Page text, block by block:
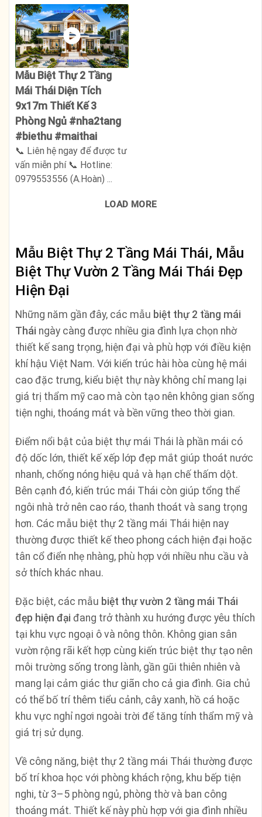
Mẫu Biệt Thự 2 Tầng
Mái Thái Diện Tích
9x17m Thiết Kế 3
Phòng Ngủ #nha2tang
#biethu #maithai
📞 Liên hệ ngay để được tư
vấn miễn phí 📞 Hotline:
0979553556 (A.Hoàn) ...
LOAD MORE
Mẫu Biệt Thự 2 Tầng Mái Thái, Mẫu
Biệt Thự Vườn 2 Tầng Mái Thái Đẹp
Hiện Đại
Những năm gần đây, các mẫu biệt thự 2 tầng mái
Thái ngày càng được nhiều gia đình lựa chọn nhờ
thiết kế sang trọng, hiện đại và phù hợp với điều kiện
khí hậu Việt Nam. Với kiến trúc hài hòa cùng hệ mái
cao đặc trưng, kiểu biệt thự này không chỉ mang lại
giá trị thẩm mỹ cao mà còn tạo nên không gian sống
tiện nghi, thoáng mát và bền vững theo thời gian.
Điểm nổi bật của biệt thự mái Thái là phần mái có
độ dốc lớn, thiết kế xếp lớp đẹp mắt giúp thoát nước
nhanh, chống nóng hiệu quả và hạn chế thấm dột.
Bên cạnh đó, kiến trúc mái Thái còn giúp tổng thể
ngôi nhà trở nên cao ráo, thanh thoát và sang trọng
hơn. Các mẫu biệt thự 2 tầng mái Thái hiện nay
thường được thiết kế theo phong cách hiện đại hoặc
tân cổ điển nhẹ nhàng, phù hợp với nhiều nhu cầu và
sở thích khác nhau.
Đặc biệt, các mẫu biệt thự vườn 2 tầng mái Thái
đẹp hiện đại đang trở thành xu hướng được yêu thích
tại khu vực ngoại ô và nông thôn. Không gian sân
vườn rộng rãi kết hợp cùng kiến trúc biệt thự tạo nên
môi trường sống trong lành, gần gũi thiên nhiên và
mang lại cảm giác thư giãn cho cả gia đình. Gia chủ
có thể bố trí thêm tiểu cảnh, cây xanh, hồ cá hoặc
khu vực nghỉ ngơi ngoài trời để tăng tính thẩm mỹ và
giá trị sử dụng.
Về công năng, biệt thự 2 tầng mái Thái thường được
bố trí khoa học với phòng khách rộng, khu bếp tiện
nghi, từ 3–5 phòng ngủ, phòng thờ và ban công
thoáng mát. Thiết kế này phù hợp với gia đình nhiều